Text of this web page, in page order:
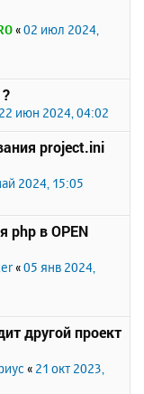
«02 июл 2024,
22 июн 2024, 04:02
project.ini
2024, 15:05
php в OPEN
«05 янв 2024,
другой проект
« 21 окт 2023,